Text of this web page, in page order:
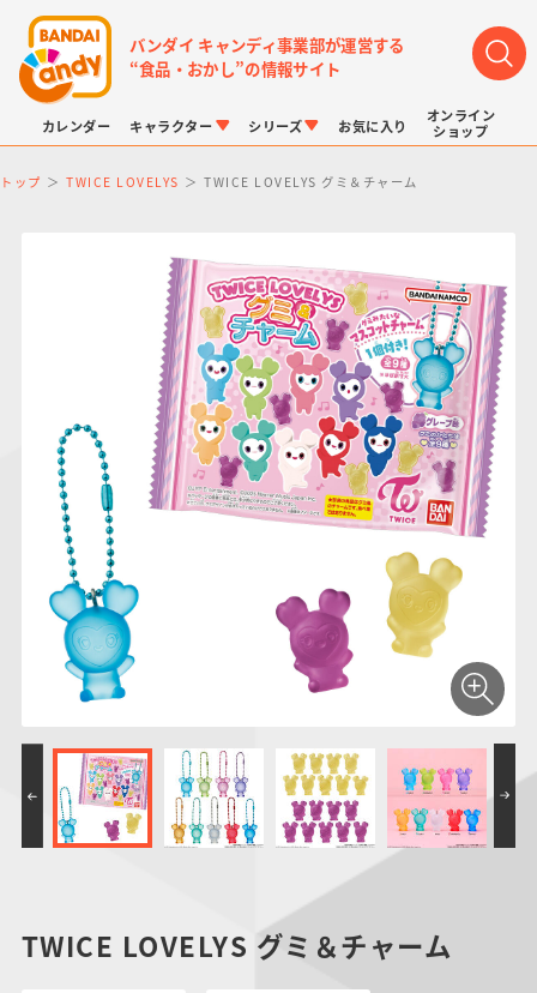
バンダイ キャンディ事業部が運営する
“食品・おかし”の情報サイト
カレンダー キャラクター
LINK TRAVELERS
仮面ライダーシリー
PROJECT R.E.D.・
スーパー戦隊シリー
ズ
プリキュアシリーズ
ポケットモンスター
ドラゴンボール
アンパンマン
サンリオキャラクタ
ーズ
シリーズ
チョコボックス
キャラパキ
つりグミ
チョコサプ
SMPシリーズ
ポケモンキッズ
ポケモンスケールワ
ールド
キャラデコ
お気に入り
オンライン
ショップ
トップ TWICE LOVELYS TWICE LOVELYS グミ＆チャーム
TWICE LOVELYS グミ＆チャーム